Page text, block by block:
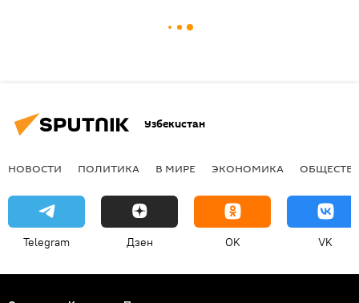
Узбекистан
НОВОСТИ ПОЛИТИКА В МИРЕ ЭКОНОМИКА
Telegram Дзен OK VK